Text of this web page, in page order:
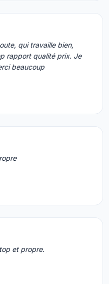
qui travaille bien,
rapport qualité prix. Je
beaucoup
et propre.